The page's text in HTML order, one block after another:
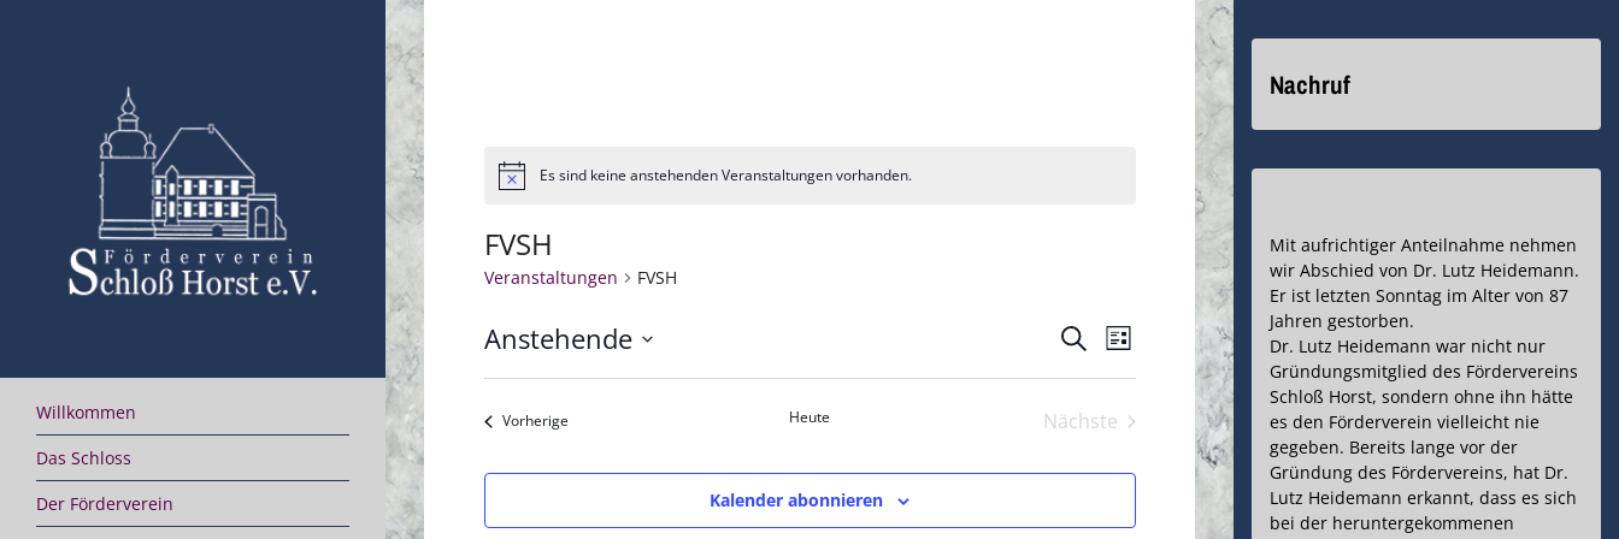
Willkommen
Das Schloss
Der Förderverein
HinweisEs sind keine anstehenden Veranstaltungen vorhanden.
FVSH
Veranstaltungen FVSH
Veranstaltungen
SucheVeranstaltung
Ansichten-
Navigation
Liste
Anstehende
Datum
VorherigeVeranstaltungen Heute
Nächste
Veranstaltungen
Kalender abonnieren
Nachruf
Mit aufrichtiger Anteilnahme nehmen
wir Abschied von Dr. Lutz Heidemann.
Er ist letzten Sonntag im Alter von 87
Jahren gestorben.
Dr. Lutz Heidemann war nicht nur
Gründungsmitglied des Fördervereins
Schloß Horst, sondern ohne ihn hätte
es den Förderverein vielleicht nie
gegeben. Bereits lange vor der
Gründung des Fördervereins, hat Dr.
Lutz Heidemann erkannt, dass es sich
bei der heruntergekommenen